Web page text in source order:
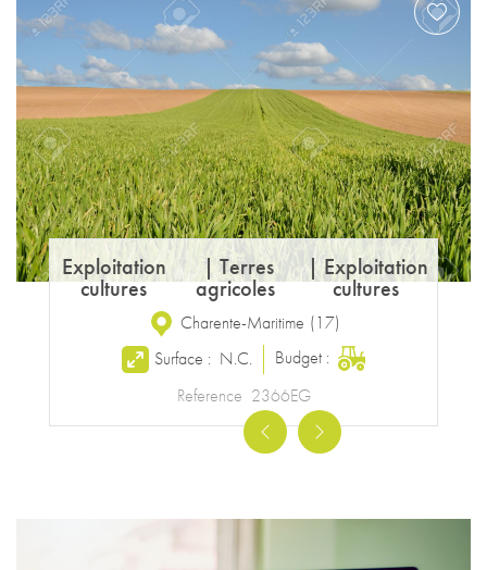
Exploitation
cultures
| Terres
agricoles
| Exploitation
cultures
Charente-Maritime (17)
Surface : N.C.
Budget :
Reference 2366EG
PreviousNext